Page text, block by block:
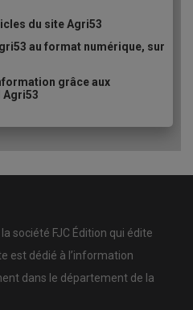
du site Agri53
au format numérique, sur
grâce aux
Agri53
société FJC Édition qui édite
est dédié à l’information
dans le département de la